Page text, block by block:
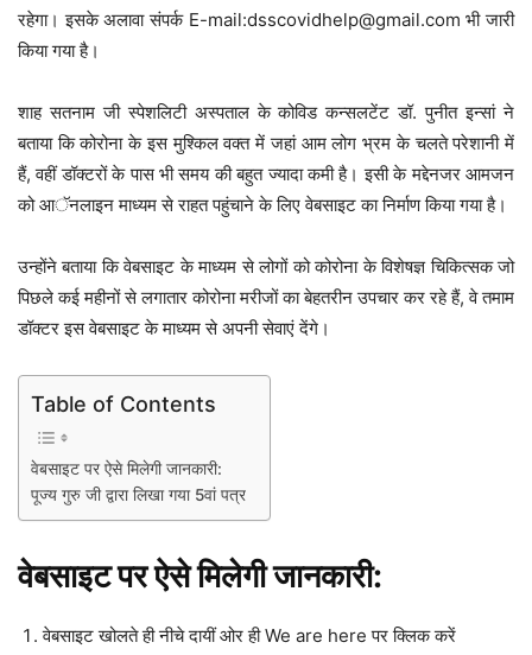
रहेगा। इसके अलावा संपर्क E-mail:dsscovidhelp@gmail.com भी जारी
किया गया है।
शाह सतनाम जी स्पेशलिटी अस्पताल के कोविड कन्सलटेंट डॉ. पुनीत इन्सां ने
बताया कि कोरोना के इस मुश्किल वक्त में जहां आम लोग भ्रम के चलते परेशानी में
हैं, वहीं डॉक्टरों के पास भी समय की बहुत ज्यादा कमी है। इसी के मद्देनजर आमजन
को आॅनलाइन माध्यम से राहत पहुंचाने के लिए वेबसाइट का निर्माण किया गया है।
उन्होंने बताया कि वेबसाइट के माध्यम से लोगों को कोरोना के विशेषज्ञ चिकित्सक जो
पिछले कई महीनों से लगातार कोरोना मरीजों का बेहतरीन उपचार कर रहे हैं, वे तमाम
डॉक्टर इस वेबसाइट के माध्यम से अपनी सेवाएं देंगे।
Table of Contents
वेबसाइट पर ऐसे मिलेगी जानकारी:
पूज्य गुरु जी द्वारा लिखा गया 5वां पत्र
वेबसाइट पर ऐसे मिलेगी जानकारी:
वेबसाइट खोलते ही नीचे दायीं ओर ही We are here पर क्लिक करें